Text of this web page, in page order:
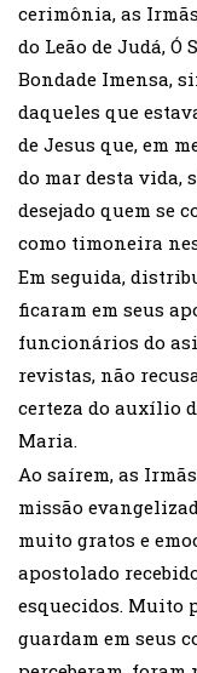
cerimônia, as
do Leão de Judá, Ó
Bondade Imensa,
daqueles que
de Jesus que, em
do mar desta vida,
desejado quem se
como timoneira
Em seguida,
ficaram em seus
funcionários do
revistas, não
certeza do auxílio
Maria.
Ao saírem, as
missão
muito gratos e
apostolado
esquecidos. Muito
guardam em seus